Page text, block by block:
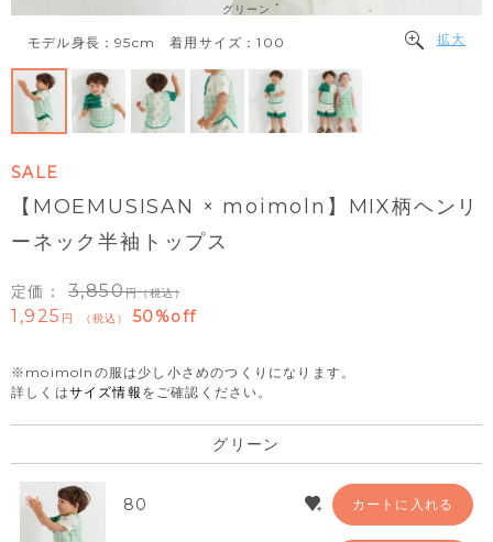
グリーン
拡大
モデル身長：95cm 着用サイズ：100
SALE
【MOEMUSISAN × moimoln】MIX柄ヘンリ
ーネック半袖トップス
定価： 3,850 （税込）
1,925 税込 50%off
※moimolnの服は少し小さめのつくりになります。
詳しくはサイズ情報 をご確認ください。
グリーン
80 カートに入れる